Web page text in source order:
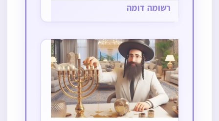
רשומה דומה